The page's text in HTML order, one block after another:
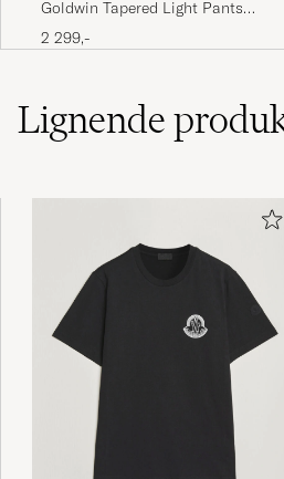
Goldwin Tapered Light Pants
Black
2 299,-
Lignende